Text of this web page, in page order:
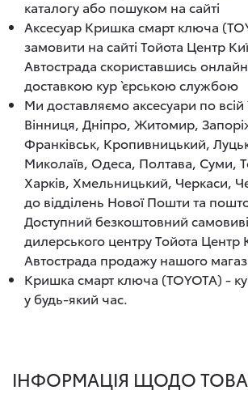
каталогу або пошуком на сайті
Аксесуар Кришка смарт ключа
замовити на сайті Тойота Центр
Автострада скориставшись
доставкою кур`єрською службою
Ми доставляємо аксесуари по всій
Вінниця, Дніпро, Житомир,
Франківськ, Кропивницький,
Миколаїв, Одеса, Полтава, Суми,
Харків, Хмельницький, Черкаси,
до відділень Нової Пошти та
Доступний безкоштовний
дилерського центру Тойота Центр
Автострада продажу нашого
Кришка смарт ключа (TOYOTA) -
у будь-який час.
ІНФОРМАЦІЯ ЩОДО